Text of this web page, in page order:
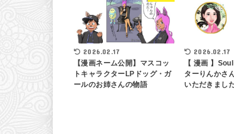
2026.02.17
【漫画ネーム公開】マスコッ
トキャラクターLPドッグ・ガ
ールのお姉さんの物語
2026.02.17
【 漫画 】
ターりんかさ
いただきました